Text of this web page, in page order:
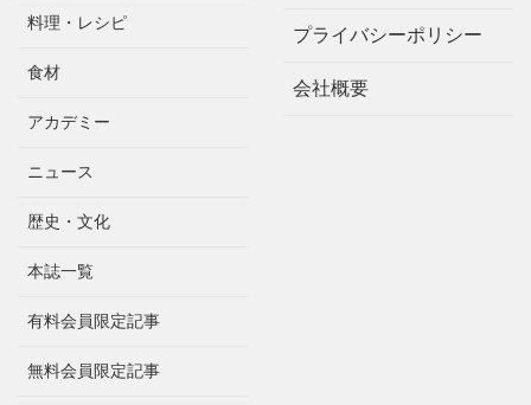
料理・レシピ
食材
アカデミー
ニュース
歴史・文化
本誌一覧
有料会員限定記事
無料会員限定記事
プライバシーポリシー
会社概要